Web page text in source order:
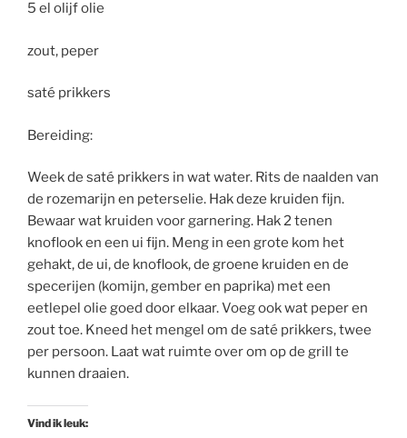
5 el olijf olie
zout, peper
saté prikkers
Bereiding:
Week de saté prikkers in wat water. Rits de naalden van
de rozemarijn en peterselie. Hak deze kruiden fijn.
Bewaar wat kruiden voor garnering. Hak 2 tenen
knoflook en een ui fijn. Meng in een grote kom het
gehakt, de ui, de knoflook, de groene kruiden en de
specerijen (komijn, gember en paprika) met een
eetlepel olie goed door elkaar. Voeg ook wat peper en
zout toe. Kneed het mengel om de saté prikkers, twee
per persoon. Laat wat ruimte over om op de grill te
kunnen draaien.
Vind ik leuk: